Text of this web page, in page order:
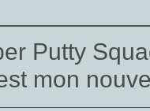
Putty
mon